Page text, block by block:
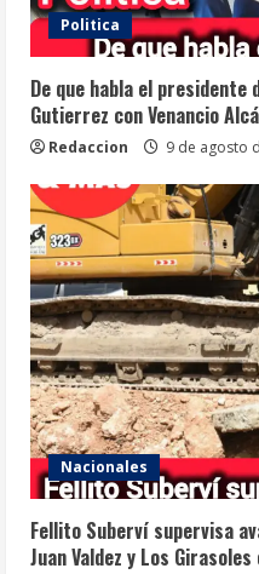
Politica
De que habla el presidente
Gutierrez con Venancio
Redaccion 9 de agosto
Nacionales
Fellito Suberví supervisa
Juan Valdez y Los Girasoles